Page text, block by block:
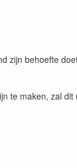
zijn behoefte
te maken, zal